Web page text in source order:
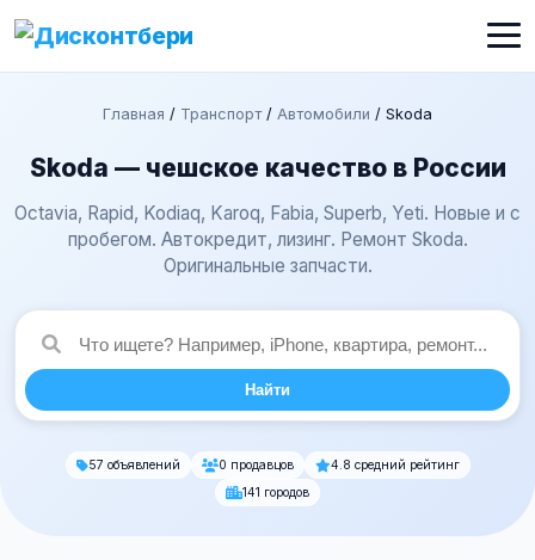
Главная / Транспорт/ Автомобили / Skoda
Skoda — чешское качество в России
Octavia, Rapid, Kodiaq, Karoq, Fabia, Superb, Yeti. Новые и с
пробегом. Автокредит, лизинг. Ремонт Skoda.
Оригинальные запчасти.
Найти
57 объявлений 0 продавцов
4.8 средний рейтинг
141 городов